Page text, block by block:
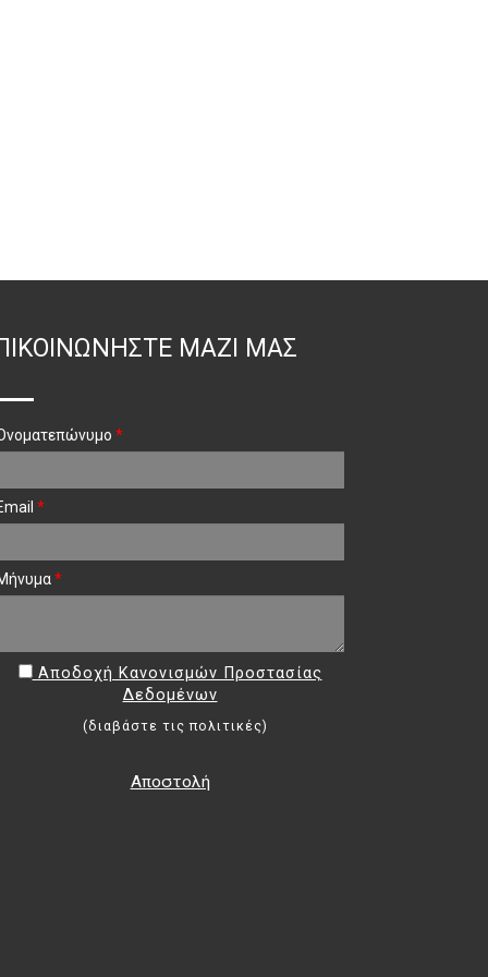
ΜΑΖΊ ΜΑΣ
*
*
*
Αποδοχή Κανονισμών Προστασίας
Δεδομένων
(διαβάστε τις πολιτικές)
Αποστολή